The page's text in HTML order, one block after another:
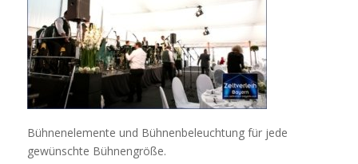
Bühnenelemente und Bühnenbeleuchtung für jede
gewünschte Bühnengröße.